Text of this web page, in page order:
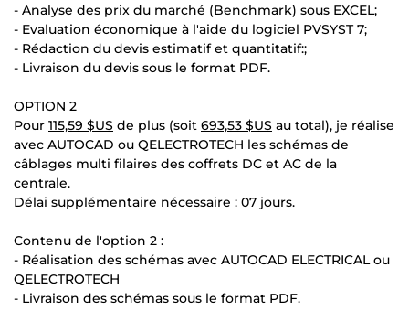
- Analyse des prix du marché (Benchmark) sous EXCEL;
- Evaluation économique à l'aide du logiciel PVSYST 7;
- Rédaction du devis estimatif et quantitatif:;
- Livraison du devis sous le format PDF.
OPTION 2
Pour 115,59 $US de plus (soit 693,53 $US au total), je réalise
avec AUTOCAD ou QELECTROTECH les schémas de
câblages multi filaires des coffrets DC et AC de la
centrale.
Délai supplémentaire nécessaire : 07 jours.
Contenu de l'option 2 :
- Réalisation des schémas avec AUTOCAD ELECTRICAL ou
QELECTROTECH
- Livraison des schémas sous le format PDF.